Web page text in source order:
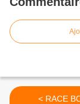
< RACE BOVINE